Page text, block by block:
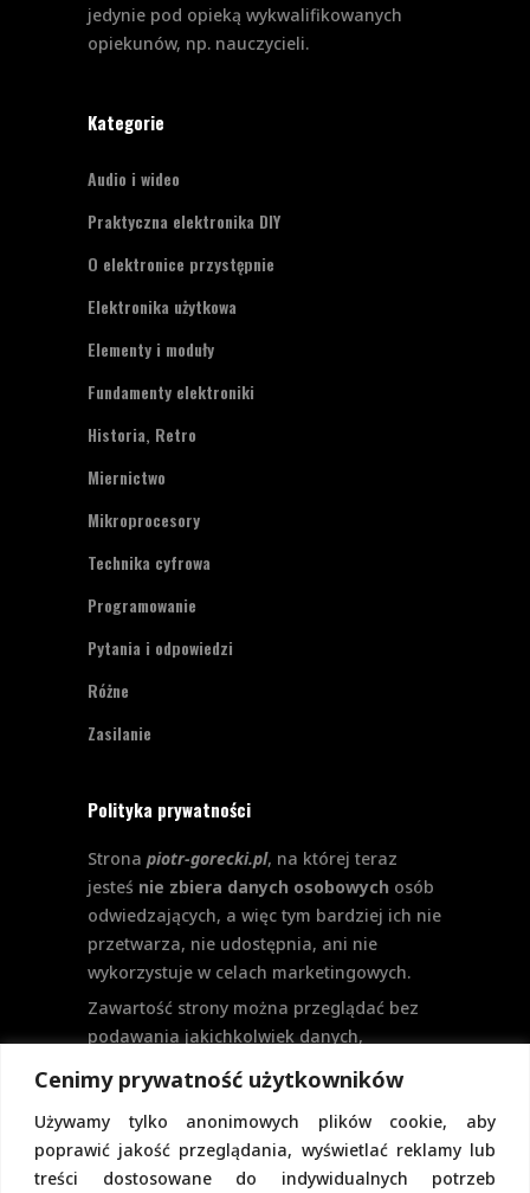
Cenimy prywatność użytkowników
Używamy tylko anonimowych plików cookie, aby
poprawić jakość przeglądania, wyświetlać reklamy lub
treści dostosowane do indywidualnych potrzeb
jedynie pod opieką wykwalifikowanych
opiekunów, np. nauczycieli.
Kategorie
Audio i wideo
Praktyczna elektronika DIY
O elektronice przystępnie
Elektronika użytkowa
Elementy i moduły
Fundamenty elektroniki
Historia, Retro
Miernictwo
Mikroprocesory
Technika cyfrowa
Programowanie
Pytania i odpowiedzi
Różne
Zasilanie
Polityka prywatności
Strona piotr-gorecki.pl, na której teraz
jesteś nie zbiera danych osobowych osób
odwiedzających, a więc tym bardziej ich nie
przetwarza, nie udostępnia, ani nie
wykorzystuje w celach marketingowych.
Zawartość strony można przeglądać bez
podawania jakichkolwiek danych,
logowanie. Aktualnie na stronie nie
przewiduje się formularzy kontaktowych
ani systemu komentarzy, co wiązałoby się
z udostępnianiem i przetwarzaniem